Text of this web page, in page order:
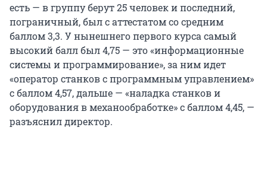
есть — в группу берут 25 человек и последний,
пограничный, был с аттестатом со средним
баллом 3,3. У нынешнего первого курса самый
высокий балл был 4,75 — это «информационные
системы и программирование», за ним идет
«оператор станков с программным управлением»
с баллом 4,57, дальше — «наладка станков и
оборудования в механообработке» с баллом 4,45, —
разъяснил директор.